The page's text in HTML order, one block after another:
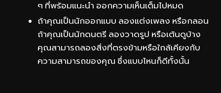
ๆ ที่พร้อมแนะนำ ออกความเห็นเต็มไปหมด
ถ้าคุณเป็นนักออกแบบ ลองแต่งเพลง หรือกลอน
ถ้าคุณเป็นนักดนตรี ลองวาดรูป หรือเต้นดูบ้าง
คุณสามารถลองสิ่งที่ตรงข้ามหรือใกล้เคียงกับ
ความสามารถของคุณ ซึ่งแบบไหนก็ดีทั้งนั้น